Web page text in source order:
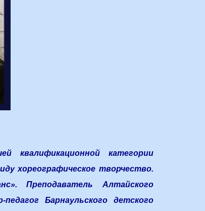
квалификационной категории
хореографическое творчество.
Преподаватель Алтайского
Барнаульского детского